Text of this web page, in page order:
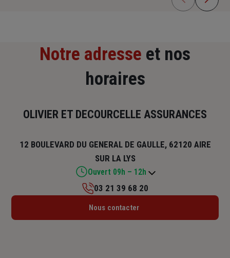
Notre adresse et nos
horaires
OLIVIER ET DECOURCELLE ASSURANCES
12 BOULEVARD DU GENERAL DE GAULLE, 62120 AIRE
SUR LA LYS
Ouvert 09h – 12h
Lundi : 09h – 12h
03 21 39 68 20
Nous contacter